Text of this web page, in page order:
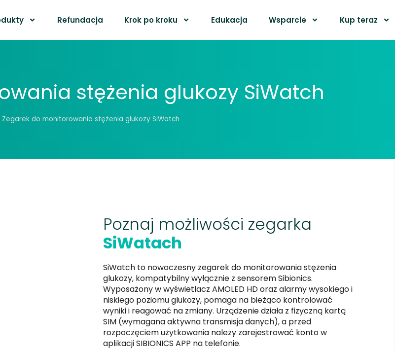
Refundacja Krok po kroku Edukacja Wsparcie Kup teraz
stężenia glukozy SiWatch
Zegarek do monitorowania stężenia glukozy SiWatch
Poznaj możliwości zegarka
SiWatach
SiWatch to nowoczesny zegarek do monitorowania stężenia
glukozy, kompatybilny wyłącznie z sensorem Sibionics.
Wyposażony w wyświetlacz AMOLED HD oraz alarmy wysokiego i
niskiego poziomu glukozy, pomaga na bieżąco kontrolować
wyniki i reagować na zmiany. Urządzenie działa z fizyczną kartą
SIM (wymagana aktywna transmisja danych), a przed
rozpoczęciem użytkowania należy zarejestrować konto w
aplikacji SIBIONICS APP na telefonie.